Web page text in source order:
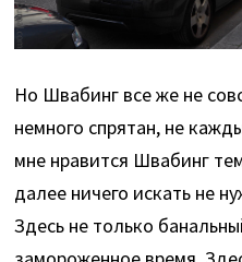
Но Швабинг все же не
немного спрятан, не
мне нравится Швабинг
далее ничего искать не
Здесь не только